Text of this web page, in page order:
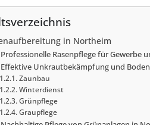
in Northeim
Professionelle Rasenpflege für Gewerbe
Effektive Unkrautbekämpfung und
Zaunbau
Winterdienst
Grünpflege
Graupflege